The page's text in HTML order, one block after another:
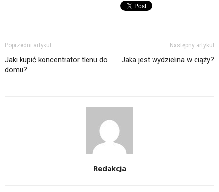
Poprzedni artykuł
Jaki kupić koncentrator tlenu do
domu?
Następny artykuł
Jaka jest wydzielina w ciąży?
Redakcja